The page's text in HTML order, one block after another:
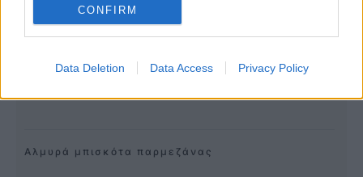
CONFIRM
Data Deletion Data Access Privacy Policy
μέρες
Αλμυρά μπισκότα παρμεζάνας